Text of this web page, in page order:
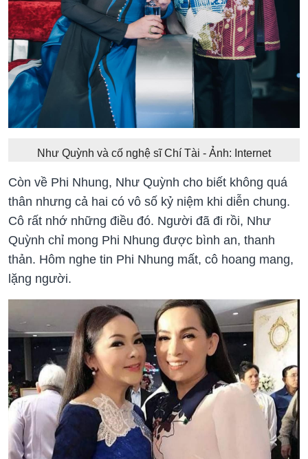
Như Quỳnh và cố nghệ sĩ Chí Tài - Ảnh: Internet
Còn về Phi Nhung, Như Quỳnh cho biết không quá
thân nhưng cả hai có vô số kỷ niệm khi diễn chung.
Cô rất nhớ những điều đó. Người đã đi rồi, Như
Quỳnh chỉ mong Phi Nhung được bình an, thanh
thản. Hôm nghe tin Phi Nhung mất, cô hoang mang,
lặng người.